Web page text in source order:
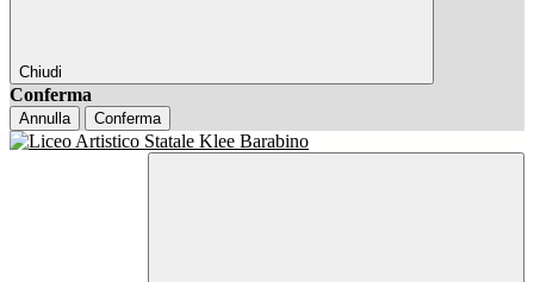
Chiudi
Conferma
Annulla Conferma